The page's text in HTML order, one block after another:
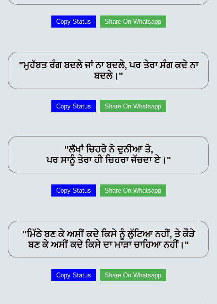
Copy Status Share On Whatsapp
"ਮੁਹੱਬਤ ਰੰਗ ਬਦਲੇ ਜਾਂ ਨਾ ਬਦਲੇ, ਪਰ ਤੇਰਾ ਸੰਗ ਕਦੇ ਨਾ
ਬਦਲੇ।"
Copy Status Share On Whatsapp
"ਲੱਖਾਂ ਚਿਹਰੇ ਨੇ ਦੁਨੀਆ ਤੇ,
ਪਰ ਸਾਨੂੰ ਤੇਰਾ ਹੀ ਚਿਹਰਾ ਜੱਚਦਾ ਏ।"
Copy Status Share On Whatsapp
"ਮਿੱਠੇ ਬਣ ਕੇ ਅਸੀਂ ਕਦੇ ਕਿਸੇ ਨੂੰ ਲੁੱਟਿਆ ਨਹੀਂ, ਤੇ ਕੌੜੇ
ਬਣ ਕੇ ਅਸੀਂ ਕਦੇ ਕਿਸੇ ਦਾ ਮਾੜਾ ਚਾਹਿਆ ਨਹੀਂ।"
Copy Status Share On Whatsapp